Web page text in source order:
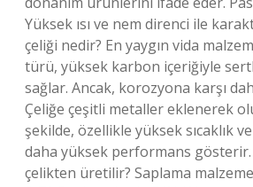
Yüksek ısı ve nem direnci ile
çeliği nedir? En yaygın vida
türü, yüksek karbon içeriğiyle
sağlar. Ancak, korozyona karşı
Çeliğe çeşitli metaller eklenerek
şekilde, özellikle yüksek sıcaklık
daha yüksek performans gösterir.
çelikten üretilir? Saplama